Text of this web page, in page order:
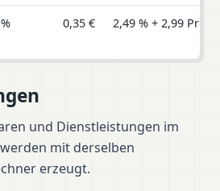
0,35 € 2,49 % + 2,99
und Dienstleistungen im
mit derselben
erzeugt.